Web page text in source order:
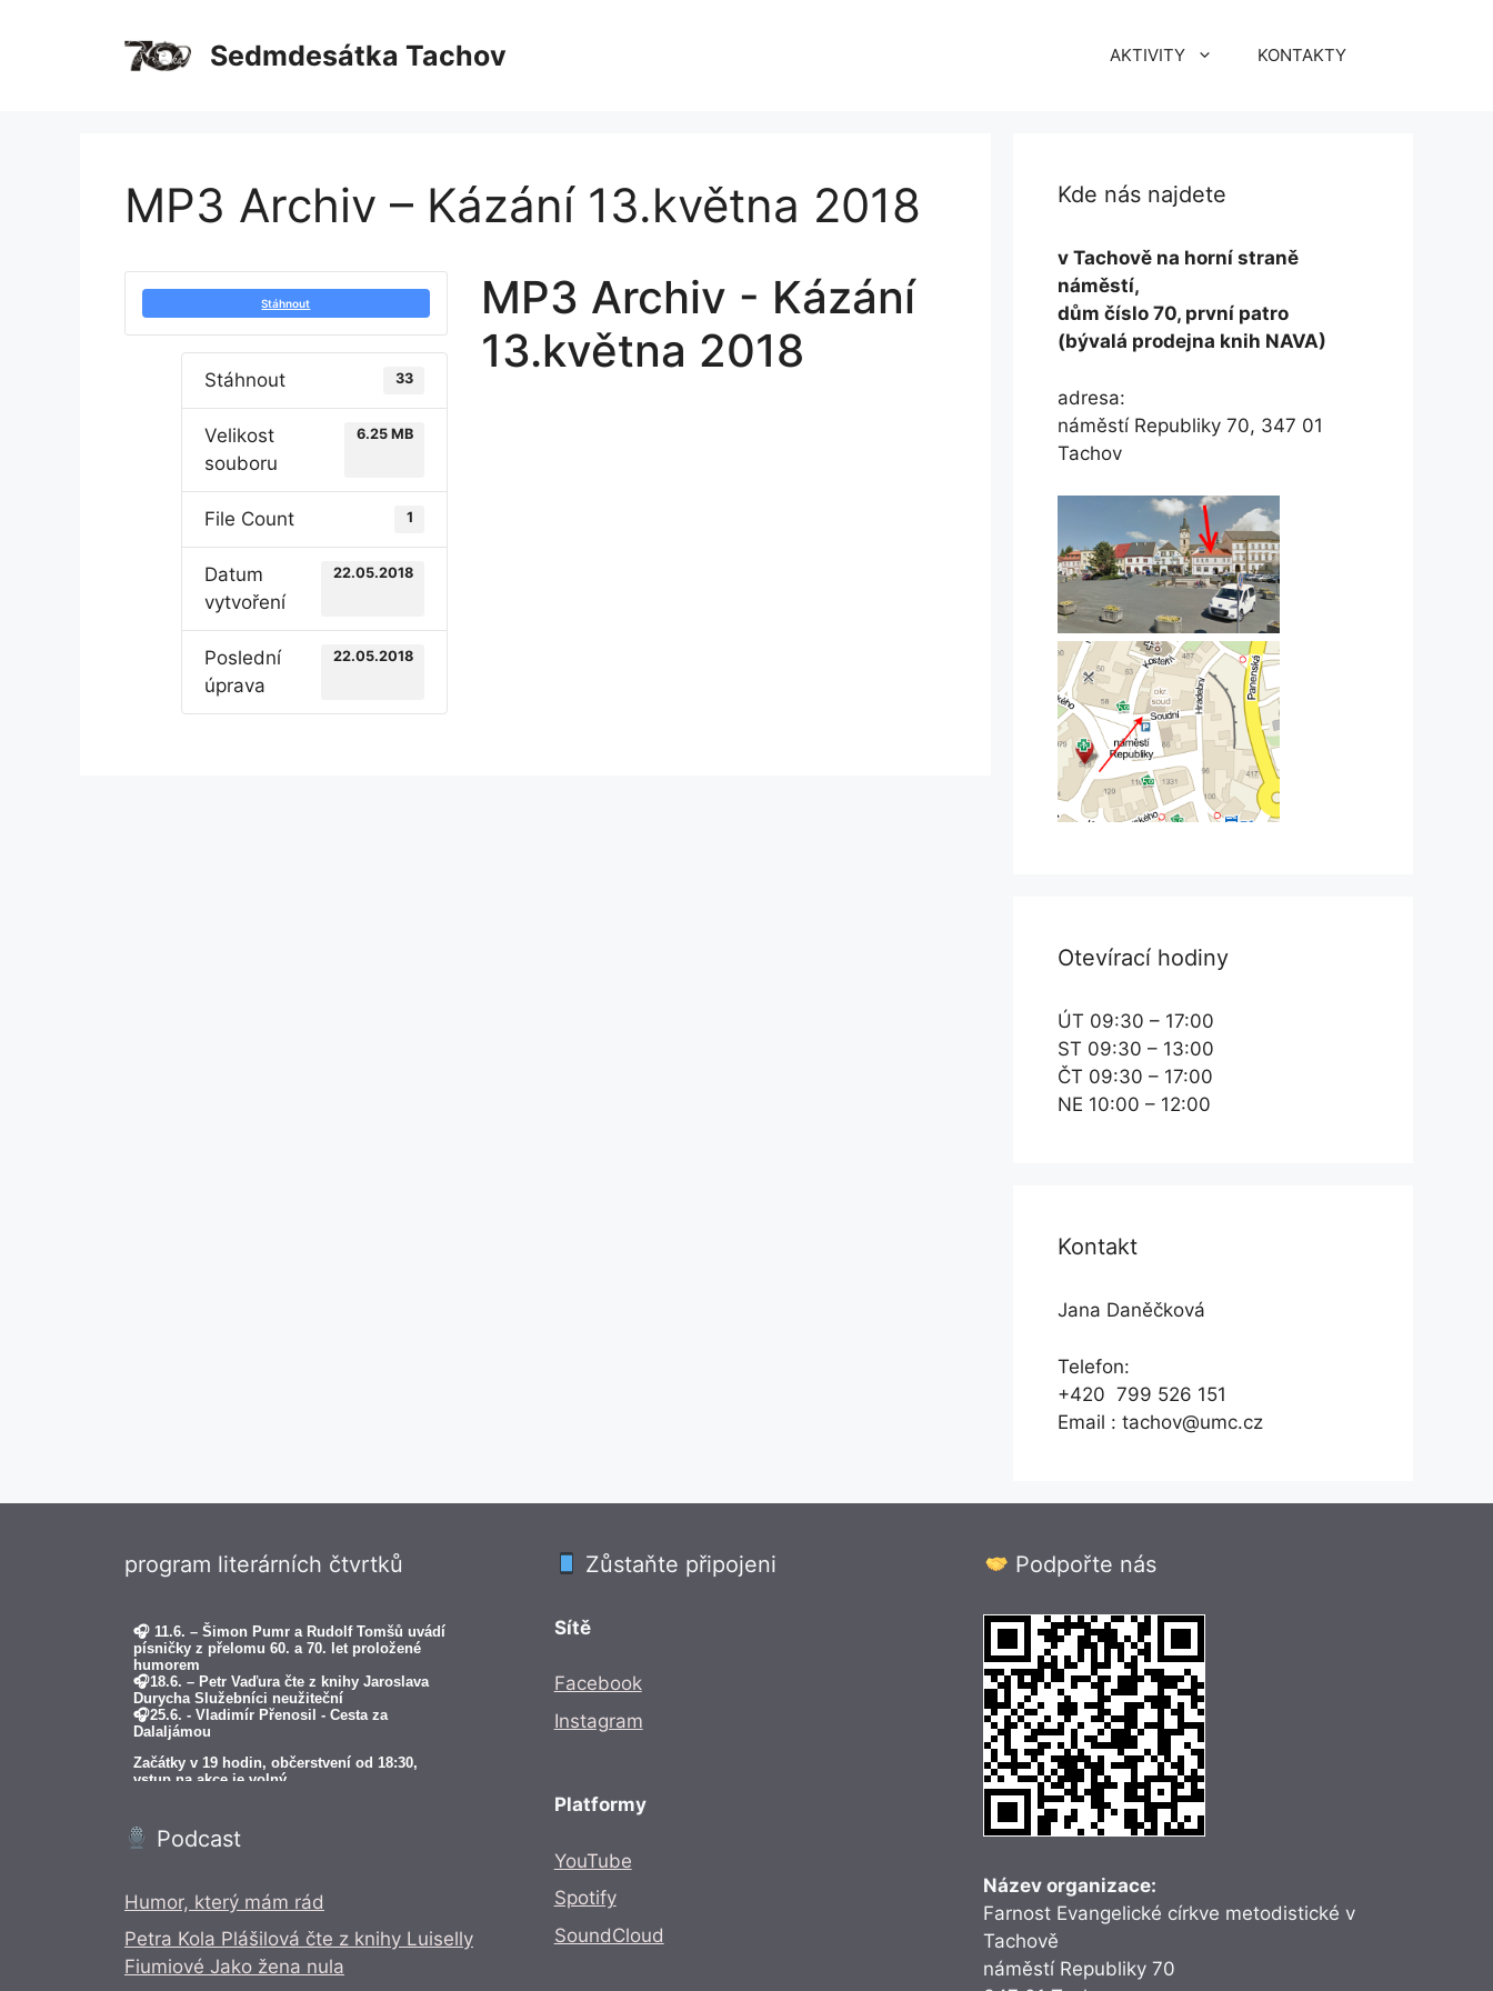
Sedmdesátka Tachov AKTIVITY KONTAKTY
MP3 Archiv – Kázání 13.května 2018
Stáhnout
Stáhnout 33
Velikost
souboru
6.25 MB
File Count 1
Datum
vytvoření
22.05.2018
Poslední
úprava
22.05.2018
MP3 Archiv - Kázání
13.května 2018
Kde nás najdete
v Tachově na horní straně
náměstí,
dům číslo 70, první patro
(bývalá prodejna knih NAVA)
adresa:
náměstí Republiky 70, 347 01
Tachov
Otevírací hodiny
ÚT 09:30 – 17:00
ST 09:30 – 13:00
ČT 09:30 – 17:00
NE 10:00 – 12:00
Kontakt
Jana Daněčková
Telefon:
+420 799 526 151
Email : tachov@umc.cz
program literárních čtvrtků
Podcast
Humor, který mám rád
Petra Kola Plášilová čte z knihy Luiselly
Fiumiové Jako žena nula
Zůstaňte připojeni
Sítě
Facebook
Instagram
Platformy
YouTube
Spotify
SoundCloud
Podpořte nás
Název organizace:
Farnost Evangelické církve metodistické v
Tachově
náměstí Republiky 70